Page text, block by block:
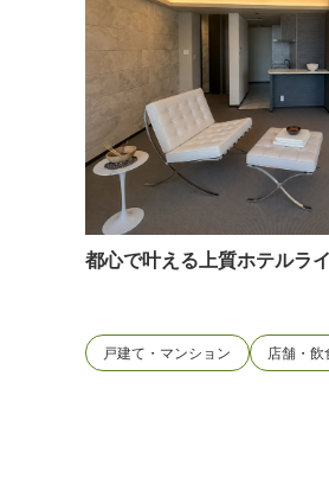
都心で叶える上質ホテルラ
戸建て・マンション 店舗・